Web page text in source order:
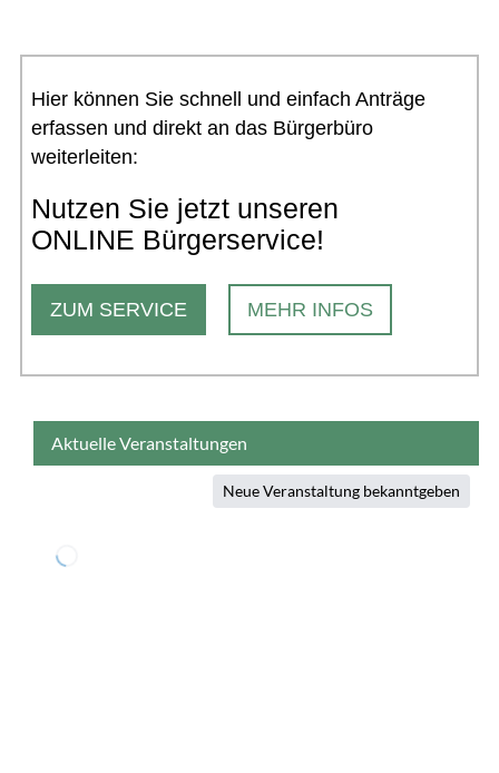
Hier können Sie schnell und einfach Anträge
erfassen und direkt an das Bürgerbüro
weiterleiten:
Nutzen Sie jetzt unseren
ONLINE Bürgerservice!
ZUM SERVICE MEHR INFOS